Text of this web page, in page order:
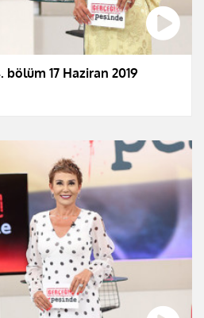
bölüm 17 Haziran 2019